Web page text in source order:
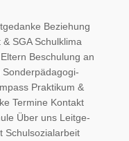
Beziehung
SGA Schul­kli­ma
Beschu­lung an
Son­der­päd­ago­gi­
Prak­ti­kum &
Ter­mi­ne Kon­takt
Über uns Leit­ge­
Schul­so­zi­al­ar­beit